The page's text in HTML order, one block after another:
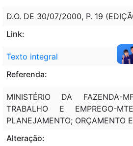
D.O. DE 30/07/2000, P. 19
Link:
Texto integral
Referenda:
MINISTÉRIO DA FAZENDA-
TRABALHO E EMPREGO-
PLANEJAMENTO; ORÇAMENTO
Alteração: